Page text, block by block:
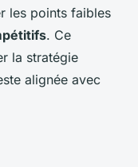
les points faibles
. Ce
la stratégie
alignée avec